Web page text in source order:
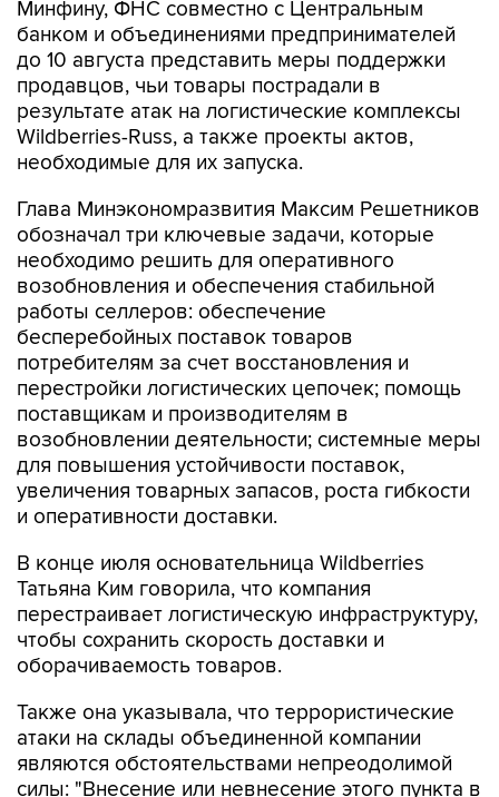
до 10 августа представить меры поддержки
продавцов, чьи товары пострадали в
результате атак на логистические комплексы
Wildberries-Russ, а также проекты актов,
необходимые для их запуска.
Глава Минэкономразвития Максим Решетников
необходимо решить для оперативного
возобновления и обеспечения стабильной
работы селлеров: обеспечение
бесперебойных поставок товаров
потребителям за счет восстановления и
перестройки логистических цепочек; помощь
поставщикам и производителям в
возобновлении деятельности; системные меры
для повышения устойчивости поставок,
увеличения товарных запасов, роста гибкости
и оперативности доставки.
В конце июля основательница Wildberries
перестраивает логистическую инфраструктуру,
чтобы сохранить скорость доставки и
оборачиваемость товаров.
Также она указывала, что террористические
являются обстоятельствами непреодолимой
силы: "Внесение или невнесение этого пункта в
оферты не имеют значения, поэтому эти